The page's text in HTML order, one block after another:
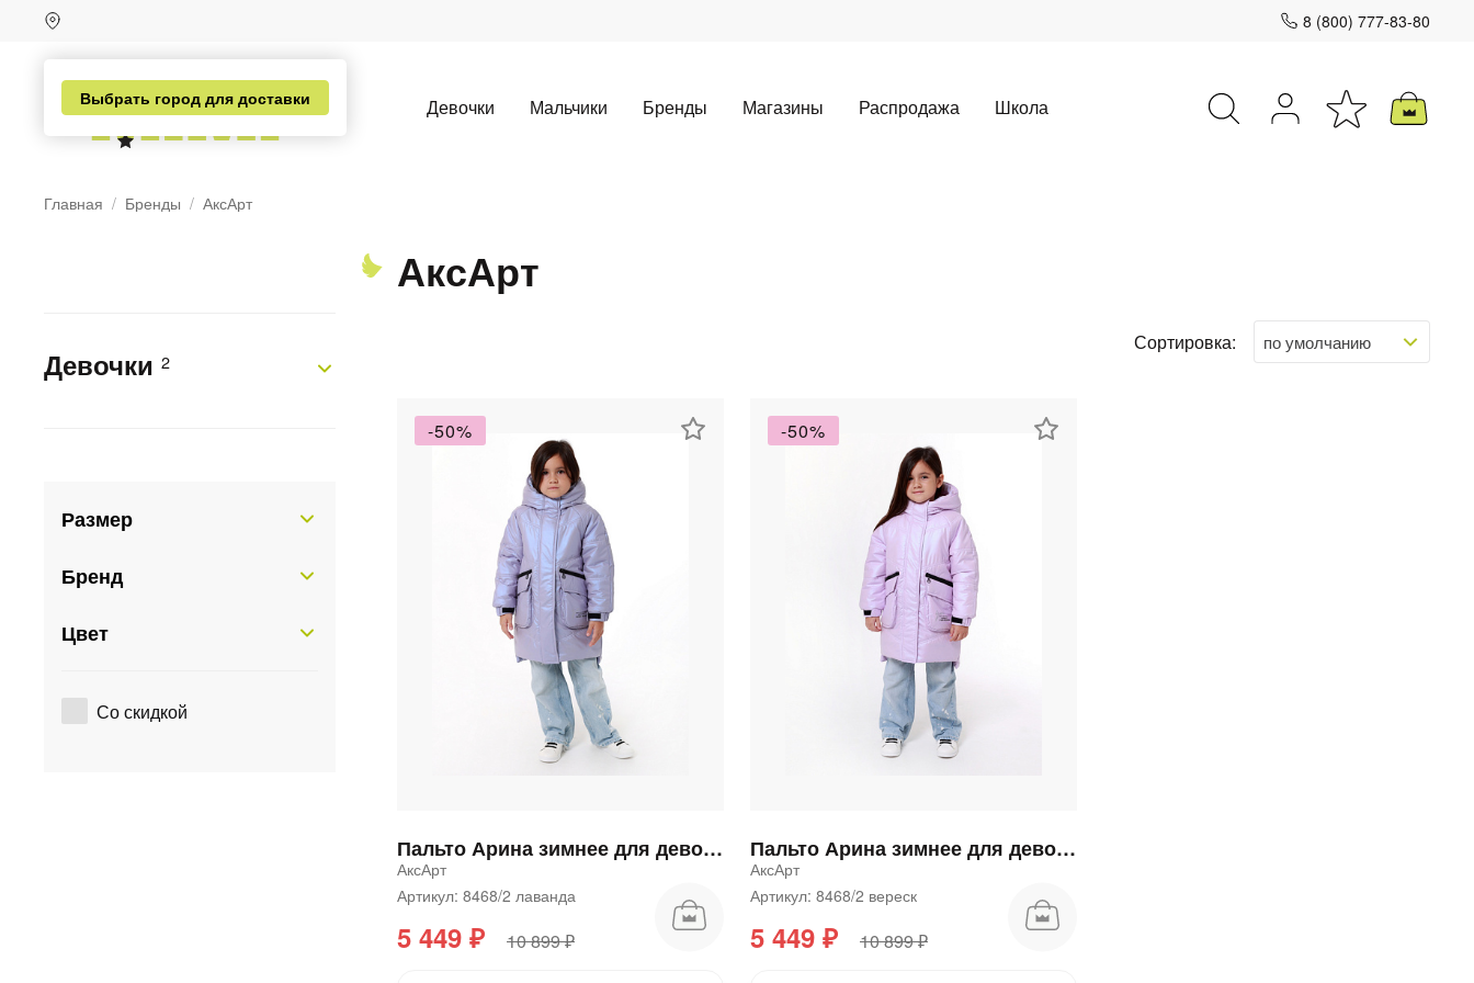
Выбрать город для доставки
8 (800) 777-83-80
Девочки Мальчики Бренды Магазины Распродажа Школа
Главная Бренды АксАрт
Девочки 2
Размер
Бренд
Цвет
Со скидкой
АксАрт
Сортировка:
-50%
Пальто Арина зимнее для девочки
АксАрт
Артикул: 8468/2 лаванда
5 449 ₽ 10 899 ₽
-50%
Пальто Арина зимнее для девочки
АксАрт
Артикул: 8468/2 вереск
5 449 ₽ 10 899 ₽
Для клиентов всех банков
График платежей
Сегодня
25%
Добавляйте товары
выбранный способом